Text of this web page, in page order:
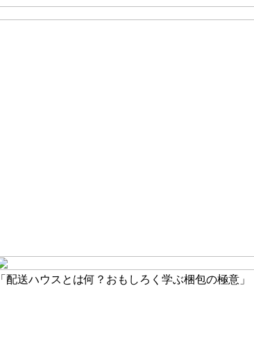
「配送ハウスとは何？おもしろく学ぶ梱包の極意」